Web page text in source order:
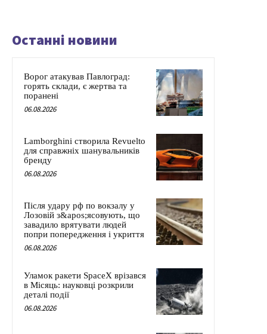
Останні новини
Ворог атакував Павлоград:
горять склади, є жертва та
поранені
06.08.2026
Lamborghini створила Revuelto
для справжніх шанувальників
бренду
06.08.2026
Після удару рф по вокзалу у
Лозовій з&apos;ясовують, що
завадило врятувати людей
попри попередження і укриття
06.08.2026
Уламок ракети SpaceX врізався
в Місяць: науковці розкрили
деталі події
06.08.2026